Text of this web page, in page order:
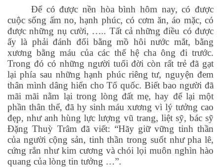
Để có được nền hòa bình hôm nay, có được
cuộc sống ấm no, hạnh phúc, có cơm ăn, áo mặc, có
được những nụ cười, ….. Tất cả những điều có được
ấy là phải đánh đổi bằng mồ hôi nước mắt, bằng
xương bằng máu của các thế hệ cha ông đi trước.
Trong đó có những người tuổi đời còn rất trẻ đã gạt
lại phía sau những hạnh phúc riêng tư, nguyện đem
thân mình dâng hiến cho Tổ quốc. Biết bao người đã
mãi mãi nằm lại trong lòng đất mẹ, hay để lại một
phần thân thể, đã hy sinh máu xương vì lý tưởng cao
đẹp, như anh hùng lực lượng vũ trang, liệt sỹ, bác sỹ
Đặng Thuỳ Trâm đã viết: “Hãy giữ vững tinh thần
của người cộng sản, tinh thần trong suốt như pha lê,
cứng rắn như kim cương và chói lọi muôn nghìn hào
quang của lòng tin tưởng …”.